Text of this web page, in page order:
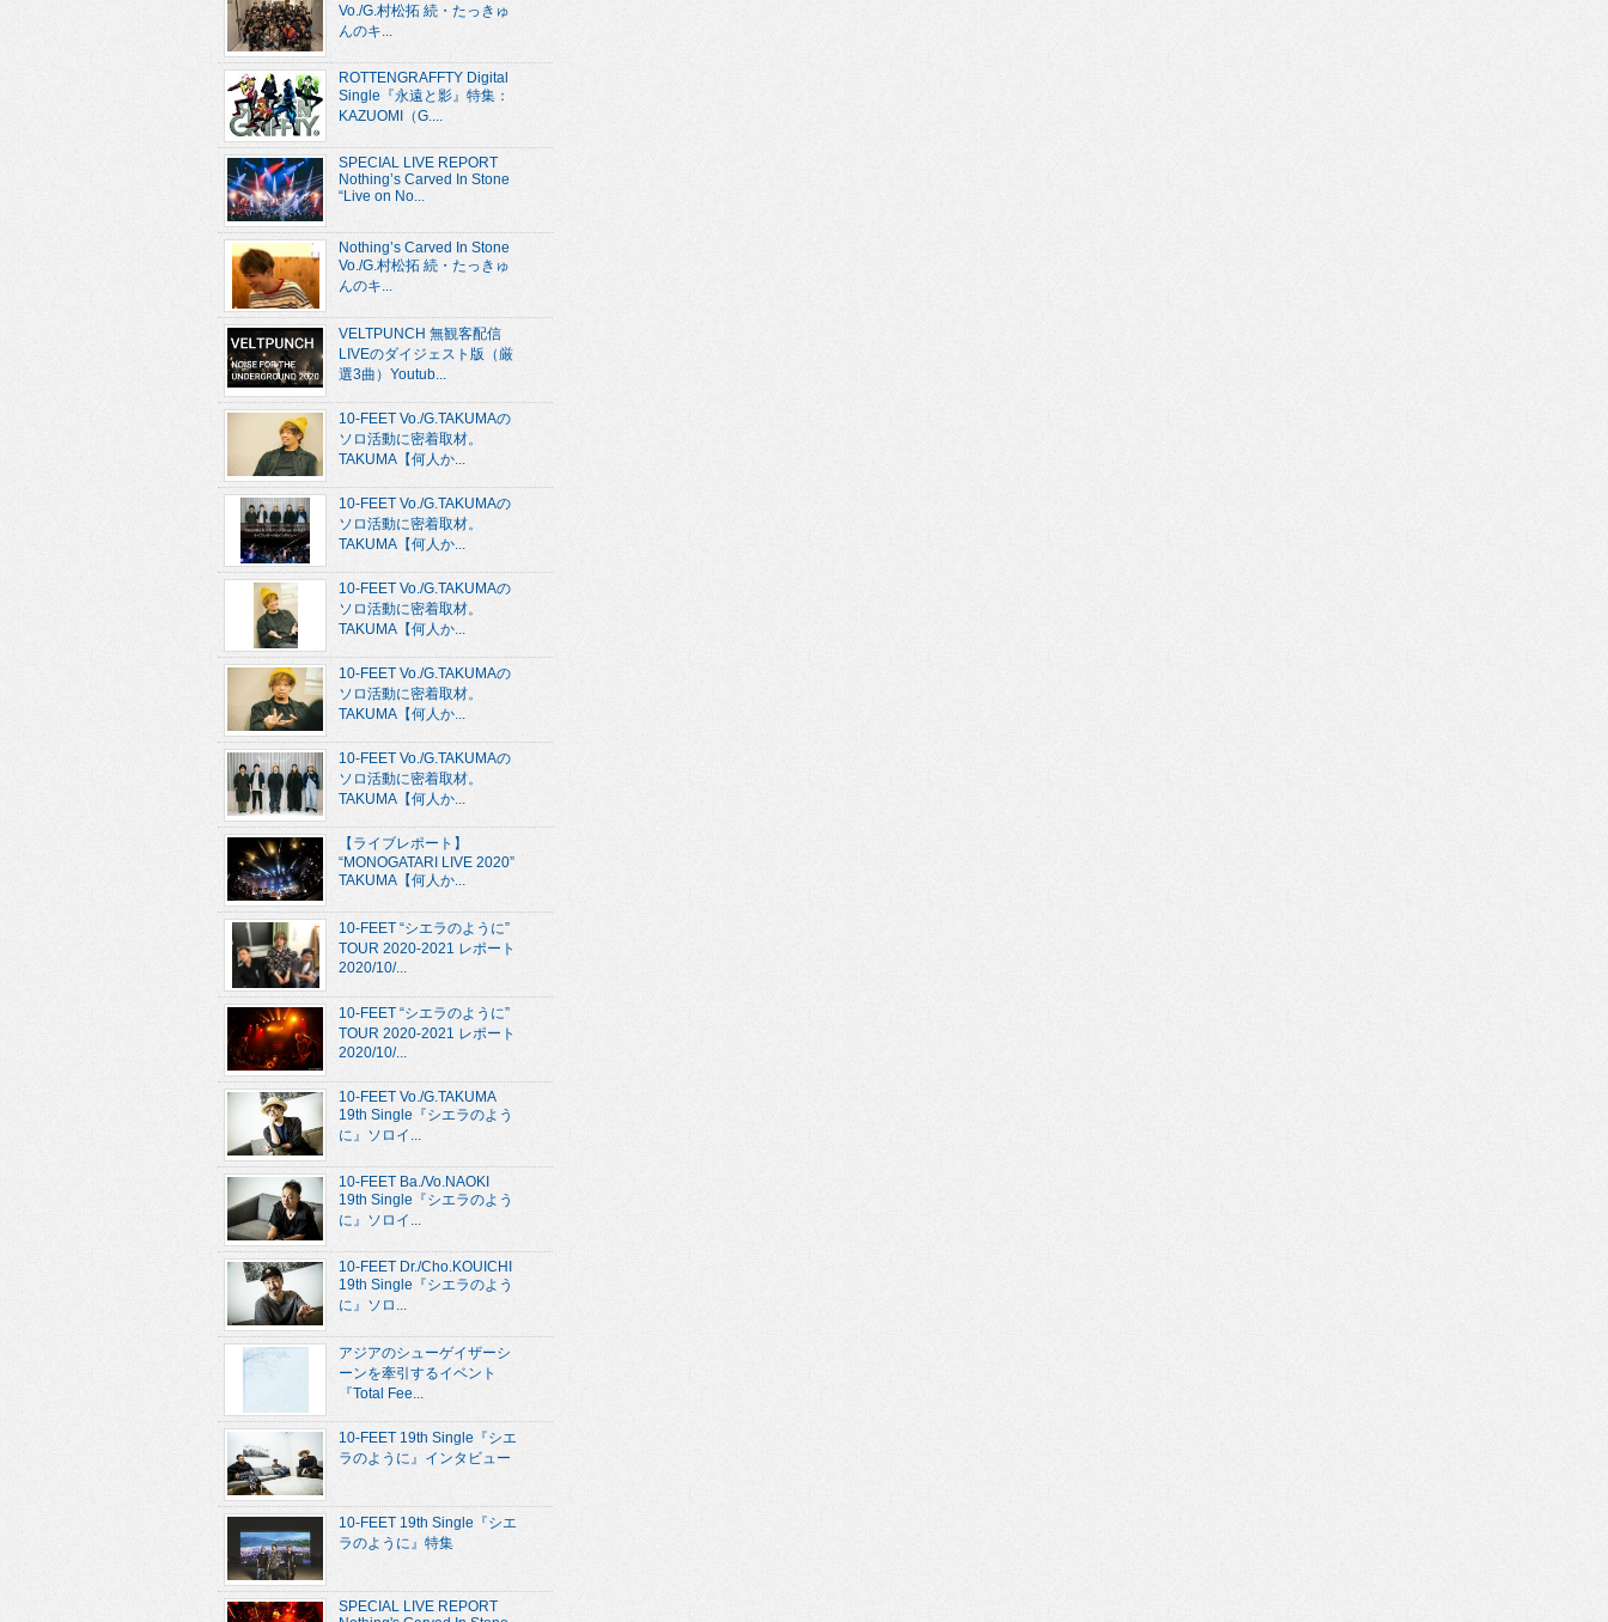
Vo./G.村松拓 続・たっきゅ
んのキ...
ROTTENGRAFFTY Digital
Single『永遠と影』特集：
KAZUOMI（G....
SPECIAL LIVE REPORT
Nothing’s Carved In Stone
“Live on No...
Nothing’s Carved In Stone
Vo./G.村松拓 続・たっきゅ
んのキ...
VELTPUNCH 無観客配信
LIVEのダイジェスト版（厳
選3曲）Youtub...
10-FEET Vo./G.TAKUMAの
ソロ活動に密着取材。
TAKUMA【何人か...
10-FEET Vo./G.TAKUMAの
ソロ活動に密着取材。
TAKUMA【何人か...
10-FEET Vo./G.TAKUMAの
ソロ活動に密着取材。
TAKUMA【何人か...
10-FEET Vo./G.TAKUMAの
ソロ活動に密着取材。
TAKUMA【何人か...
10-FEET Vo./G.TAKUMAの
ソロ活動に密着取材。
TAKUMA【何人か...
【ライブレポート】
“MONOGATARI LIVE 2020”
TAKUMA【何人か...
10-FEET “シエラのように”
TOUR 2020-2021 レポート
2020/10/...
10-FEET “シエラのように”
TOUR 2020-2021 レポート
2020/10/...
10-FEET Vo./G.TAKUMA
19th Single『シエラのよう
に』ソロイ...
10-FEET Ba./Vo.NAOKI
19th Single『シエラのよう
に』ソロイ...
10-FEET Dr./Cho.KOUICHI
19th Single『シエラのよう
に』ソロ...
アジアのシューゲイザーシ
ーンを牽引するイベント
『Total Fee...
10-FEET 19th Single『シエ
ラのように』インタビュー
10-FEET 19th Single『シエ
ラのように』特集
SPECIAL LIVE REPORT